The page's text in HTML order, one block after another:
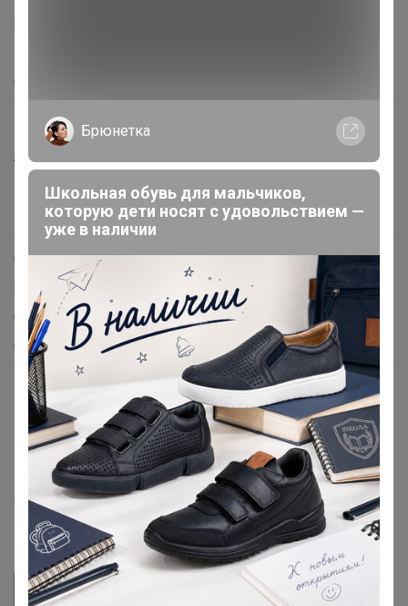
Защита покупателя
О нас
Все предложения
Анонсы
Новости
Поддержка альпак
Самое выгодное
Хиты продаж
Самое желанное
Самое быстрое
Начать зарабатывать с 24-ok
Picabox.ru - Лучшее место для ваших изображений
Розыгрыш - Генератор случайных чисел
Пульс нашего маркетплейса
Укорачиватель ссылок
Брюнетка
Школьная обувь для мальчиков,
которую дети носят с удовольствием —
уже в наличии